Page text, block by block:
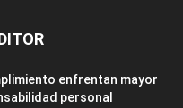
enfrentan mayor
personal